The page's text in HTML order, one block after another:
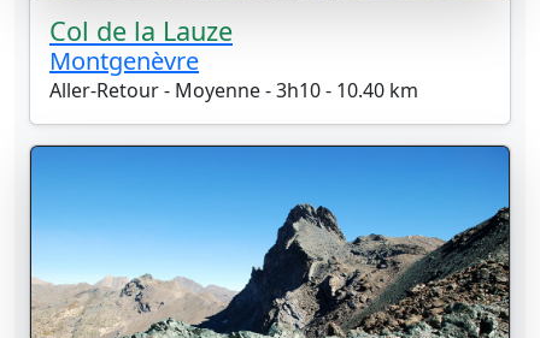
Col de la Lauze
Montgenèvre
Aller-Retour - Moyenne - 3h10 - 10.40 km